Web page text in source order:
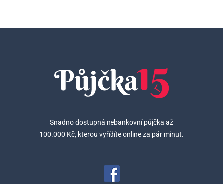
Snadno dostupná nebankovní půjčka až
100.000 Kč, kterou vyřídíte online za pár minut.